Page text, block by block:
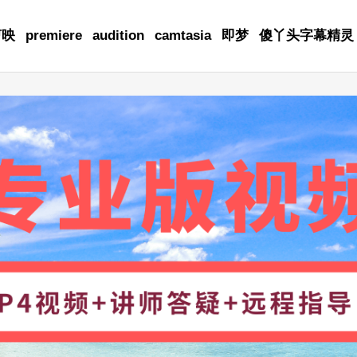
premiere audition camtasia 即梦 傻丫头字幕精灵